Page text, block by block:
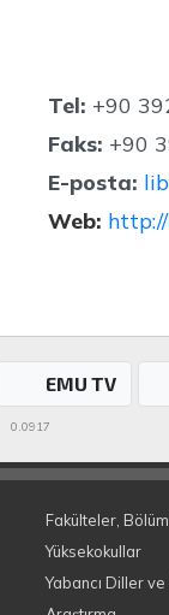
Tel: +90
Faks: +90
E-posta:
Web:
EMU TV
0.0917
Fakülteler,
Yüksekokullar
Yabancı Diller ve